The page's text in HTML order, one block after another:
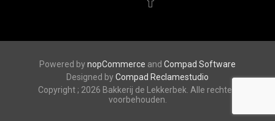
Powered bynopCommerce and Compad Software
Designed byCompad Reclamestudio
Copyright ; 2026 Bakkerij de Lekkerbek. Alle rechten
voorbehouden.